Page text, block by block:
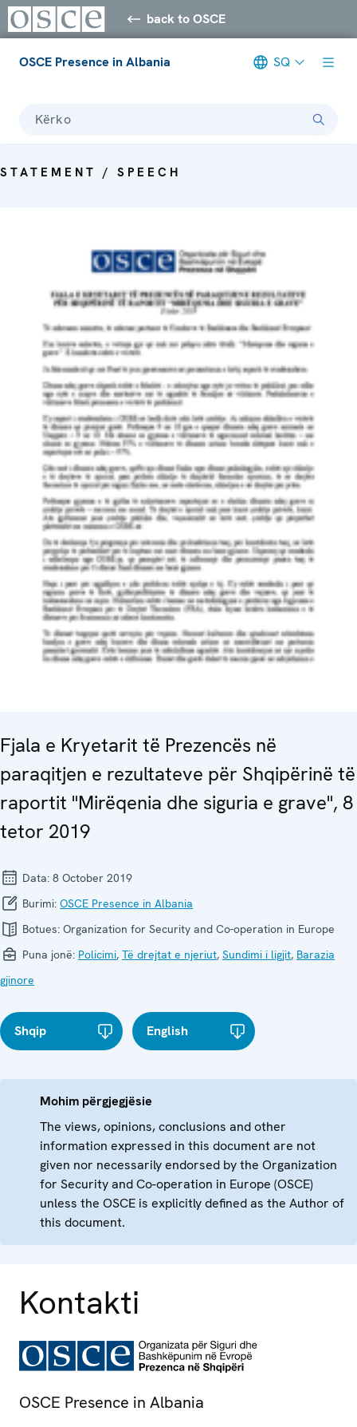
back to OSCE
OSCE Presence in Albania SQ
Kërko
STATEMENT / SPEECH
Fjala e Kryetarit të Prezencës në
paraqitjen e rezultateve për Shqipërinë të
raportit "Mirëqenia dhe siguria e grave", 8
tetor 2019
Data: 8 October 2019
Burimi: OSCE Presence in Albania
Botues: Organization for Security and Co-operation in Europe
Puna jonë: Policimi, Të drejtat e njeriut, Sundimi i ligjit, Barazia
gjinore
Shqip English
Mohim përgjegjësie
The views, opinions, conclusions and other
information expressed in this document are not
given nor necessarily endorsed by the Organization
for Security and Co-operation in Europe (OSCE)
unless the OSCE is explicitly defined as the Author of
this document.
Kontakti
OSCE Presence in Albania